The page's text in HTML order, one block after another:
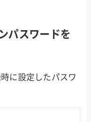
パスワードを
に設定したパスワ